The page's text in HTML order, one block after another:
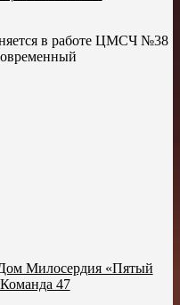
в работе ЦМСЧ №38
Милосердия «Пятый
47